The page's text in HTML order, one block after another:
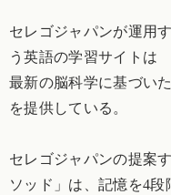
セレゴジャパンが運用
う英語の学習サイトは
最新の脳科学に基づい
を提供している。
セレゴジャパンの提案
ソッド」は、記憶を4段